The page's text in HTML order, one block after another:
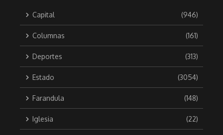
Capital (946)
Columnas (161)
Deportes (313)
Estado (3054)
Farandula (148)
Iglesia (22)